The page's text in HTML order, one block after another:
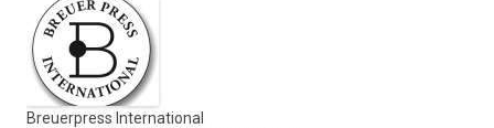
Breuerpress International